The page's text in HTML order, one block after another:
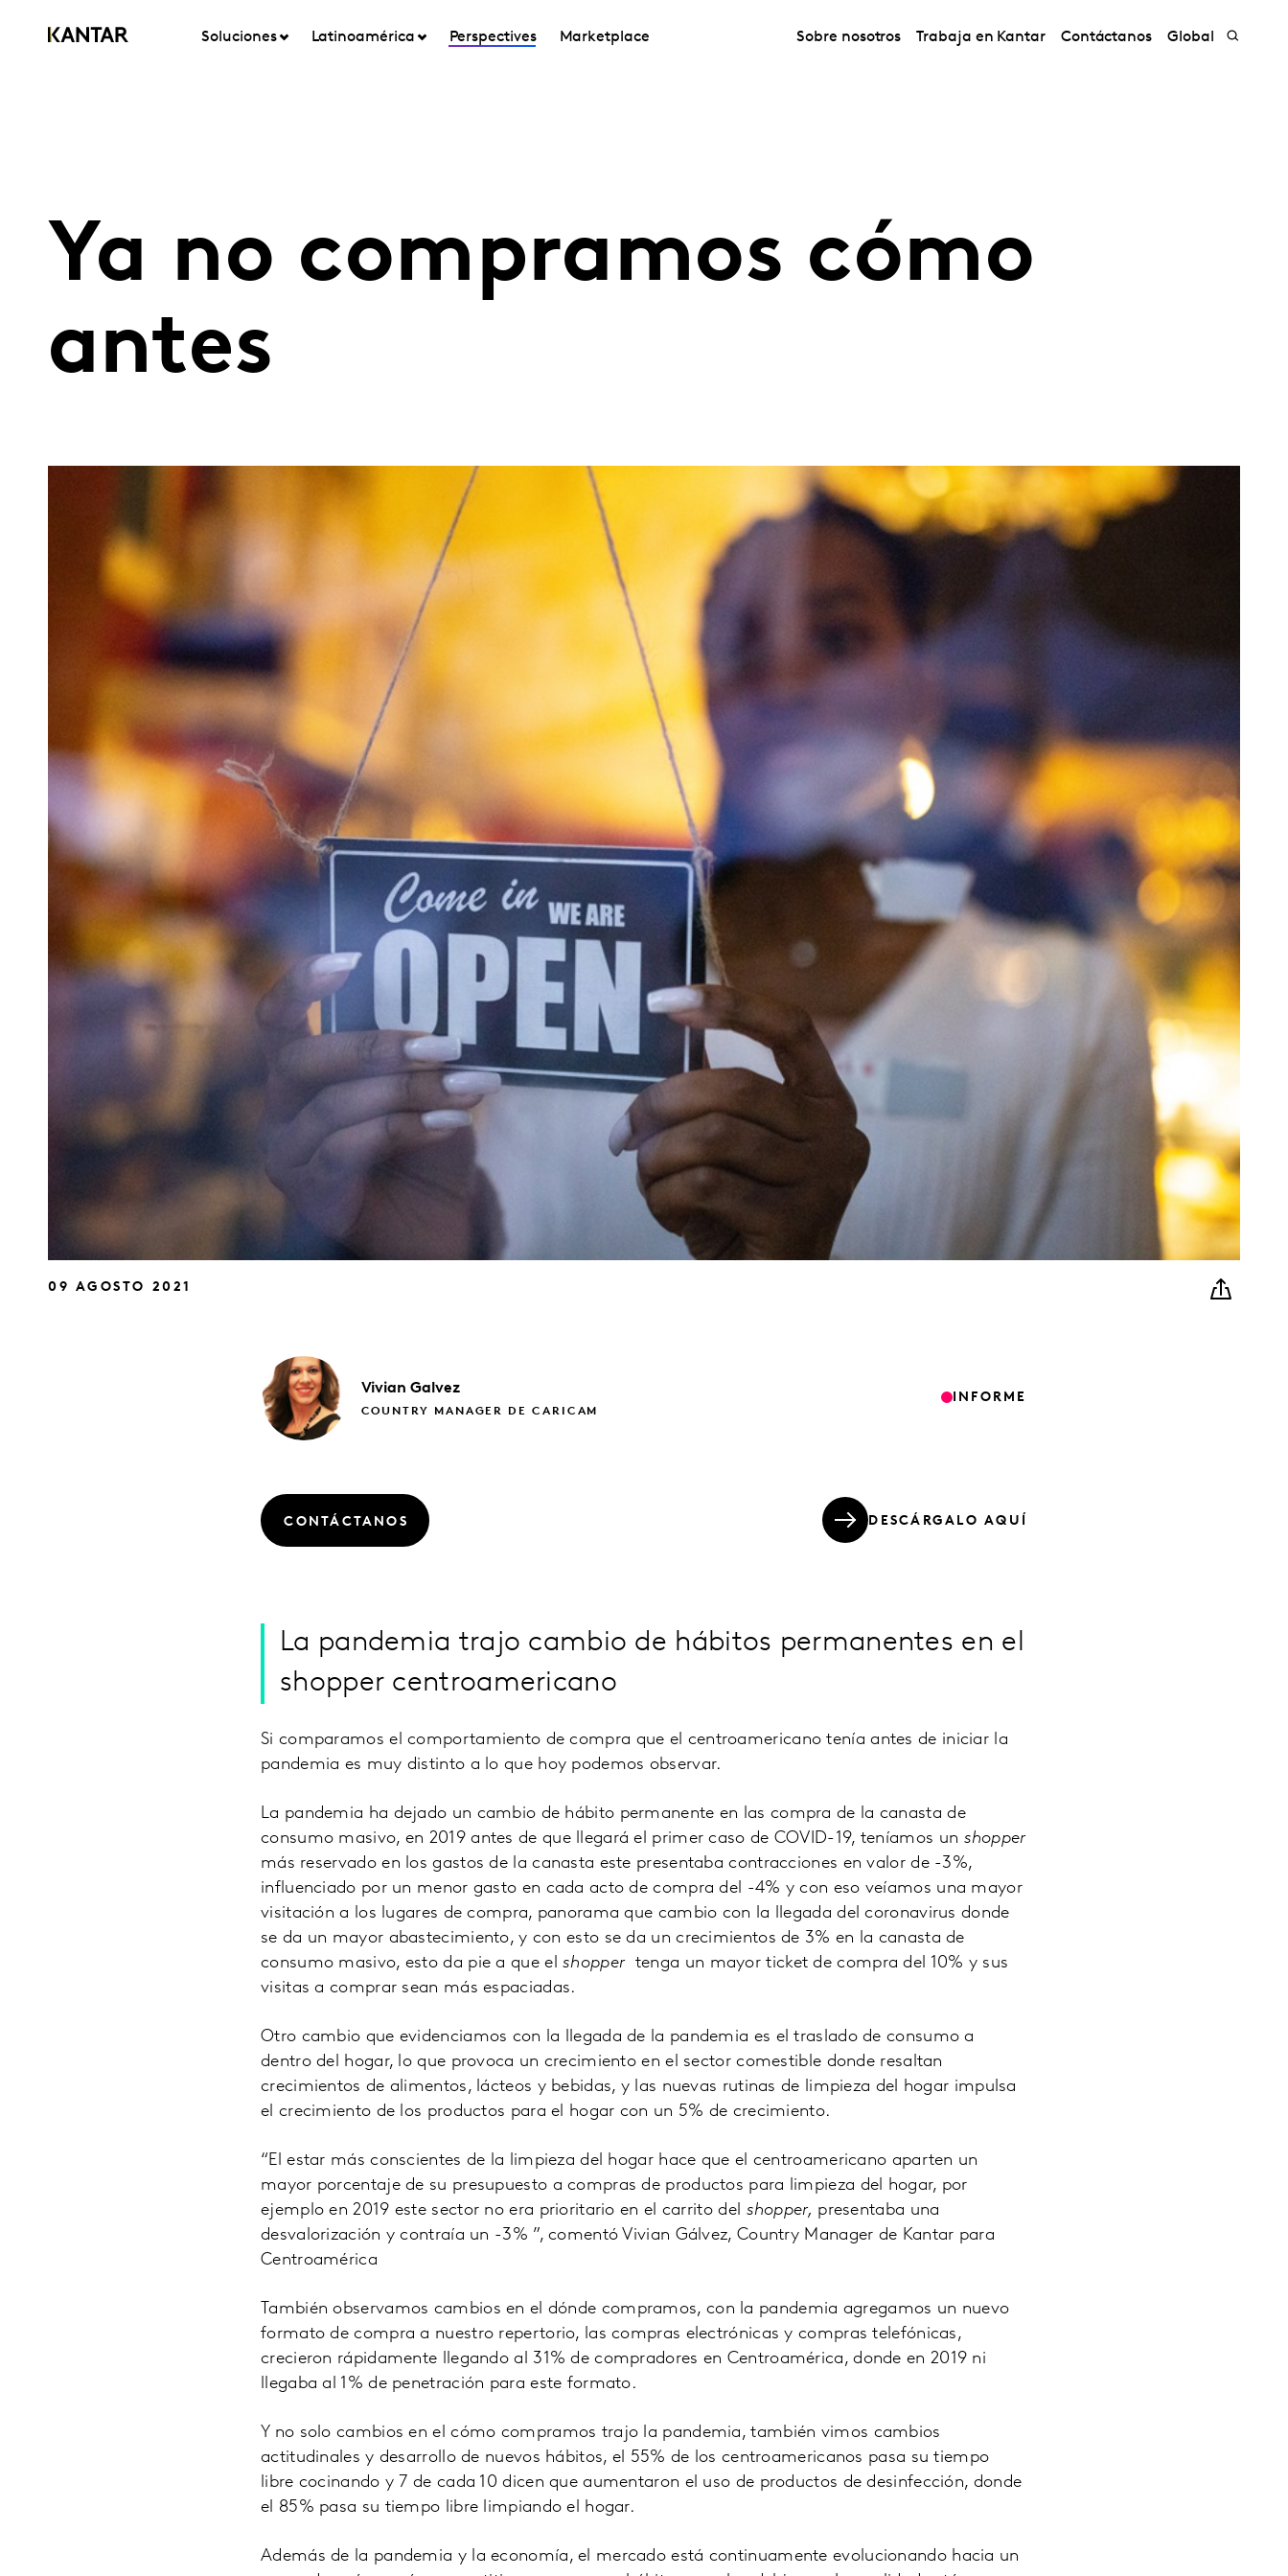
Soluciones Latinoamérica Perspectives Marketplace Sobre nosotros Trabaja en Kantar Contáctanos Global
Ya no compramos cómo
antes
09 AGOSTO 2021
Vivian Galvez
COUNTRY MANAGER DE CARICAM
INFORME
CONTÁCTANOS DESCÁRGALO AQUÍ
La pandemia trajo cambio de hábitos permanentes en el
shopper centroamericano
Si comparamos el comportamiento de compra que el centroamericano tenía antes de iniciar la
pandemia es muy distinto a lo que hoy podemos observar.
La pandemia ha dejado un cambio de hábito permanente en las compra de la canasta de
consumo masivo, en 2019 antes de que llegará el primer caso de COVID-19, teníamos un shopper
más reservado en los gastos de la canasta este presentaba contracciones en valor de -3%,
influenciado por un menor gasto en cada acto de compra del -4% y con eso veíamos una mayor
visitación a los lugares de compra, panorama que cambio con la llegada del coronavirus donde
se da un mayor abastecimiento, y con esto se da un crecimientos de 3% en la canasta de
consumo masivo, esto da pie a que elshopper tenga un mayor ticket de compra del 10% y sus
visitas a comprar sean más espaciadas.
Otro cambio que evidenciamos con la llegada de la pandemia es el traslado de consumo a
dentro del hogar, lo que provoca un crecimiento en el sector comestible donde resaltan
crecimientos de alimentos, lácteos y bebidas, y las nuevas rutinas de limpieza del hogar impulsa
el crecimiento de los productos para el hogar con un 5% de crecimiento.
“El estar más conscientes de la limpieza del hogar hace que el centroamericano aparten un
mayor porcentaje de su presupuesto a compras de productos para limpieza del hogar, por
ejemplo en 2019 este sector no era prioritario en el carrito del shopper, presentaba una
desvalorización y contraía un -3% ”, comentó Vivian Gálvez, Country Manager de Kantar para
Centroamérica
También observamos cambios en el dónde compramos, con la pandemia agregamos un nuevo
formato de compra a nuestro repertorio, las compras electrónicas y compras telefónicas,
crecieron rápidamente llegando al 31% de compradores en Centroamérica, donde en 2019 ni
llegaba al 1% de penetración para este formato.
Y no solo cambios en el cómo compramos trajo la pandemia, también vimos cambios
actitudinales y desarrollo de nuevos hábitos, el 55% de los centroamericanos pasa su tiempo
libre cocinando y 7 de cada 10 dicen que aumentaron el uso de productos de desinfección, donde
el 85% pasa su tiempo libre limpiando el hogar.
Además de la pandemia y la economía, el mercado está continuamente evolucionando hacia un